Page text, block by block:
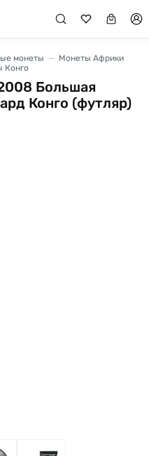
монеты
Монеты Африки
Конго
Большая
Конго (футляр)